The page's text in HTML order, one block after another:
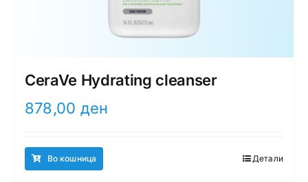
CeraVe Hydrating cleanser
878,00 ден
Во кошница Детали